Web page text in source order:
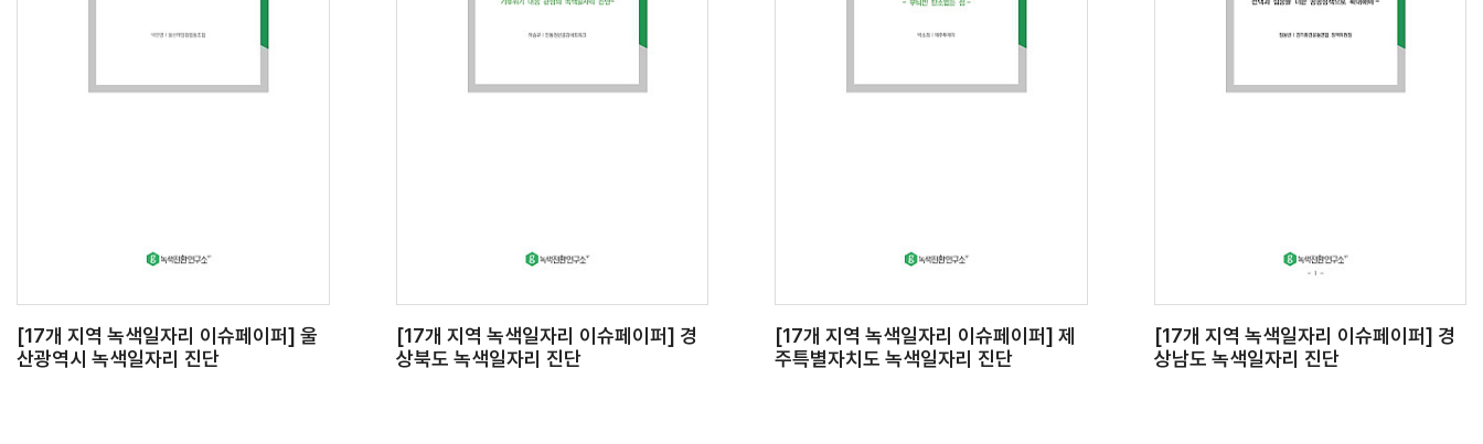
[17개 지역 녹색일자리 이슈페이퍼] 울
산광역시 녹색일자리 진단
[17개 지역 녹색일자리 이슈페이퍼] 경
상북도 녹색일자리 진단
[17개 지역 녹색일자리 이슈페이퍼] 제
주특별자치도 녹색일자리 진단
[17개 지역 녹색일자리 이슈페이퍼] 경
상남도 녹색일자리 진단